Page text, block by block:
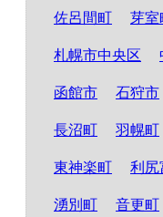
佐呂間町 芽室
札幌市中央区
函館市 石狩市
長沼町 羽幌町
東神楽町 利尻
湧別町 音更町